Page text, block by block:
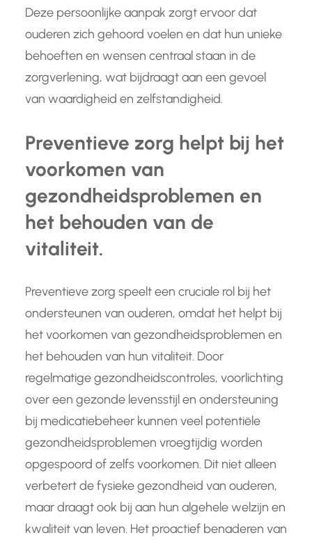
Deze persoonlijke aanpak zorgt ervoor dat
ouderen zich gehoord voelen en dat hun unieke
behoeften en wensen centraal staan in de
zorgverlening, wat bijdraagt aan een gevoel
van waardigheid en zelfstandigheid.
Preventieve zorg helpt bij het
voorkomen van
gezondheidsproblemen en
het behouden van de
vitaliteit.
Preventieve zorg speelt een cruciale rol bij het
ondersteunen van ouderen, omdat het helpt bij
het voorkomen van gezondheidsproblemen en
het behouden van hun vitaliteit. Door
regelmatige gezondheidscontroles, voorlichting
over een gezonde levensstijl en ondersteuning
bij medicatiebeheer kunnen veel potentiële
gezondheidsproblemen vroegtijdig worden
opgespoord of zelfs voorkomen. Dit niet alleen
verbetert de fysieke gezondheid van ouderen,
maar draagt ook bij aan hun algehele welzijn en
kwaliteit van leven. Het proactief benaderen van